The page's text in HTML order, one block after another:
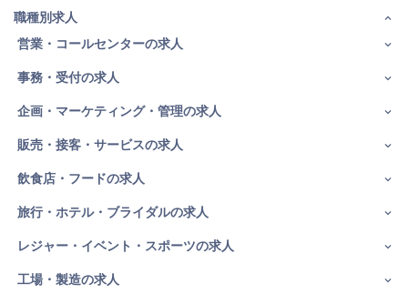
職種別求人
営業・コールセンターの求人
事務・受付の求人
企画・マーケティング・管理の求人
販売・接客・サービスの求人
飲食店・フードの求人
旅行・ホテル・ブライダルの求人
レジャー・イベント・スポーツの求人
工場・製造の求人